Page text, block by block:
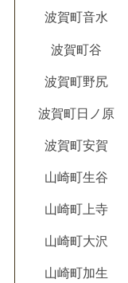
波賀町音水
波賀町谷
波賀町野尻
波賀町日ノ原
波賀町安賀
山崎町生谷
山崎町上寺
山崎町大沢
山崎町加生